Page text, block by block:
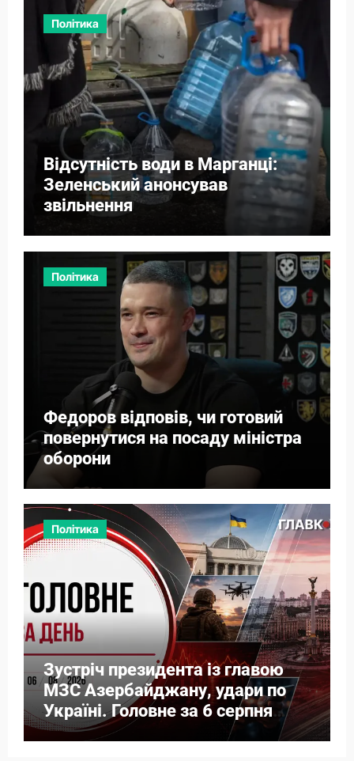
Політика
Відсутність води в Марганці:
Зеленський анонсував
звільнення
Політика
Федоров відповів, чи готовий
повернутися на посаду міністра
оборони
Політика
Зустріч президента із главою
МЗС Азербайджану, удари по
Україні. Головне за 6 серпня
2026